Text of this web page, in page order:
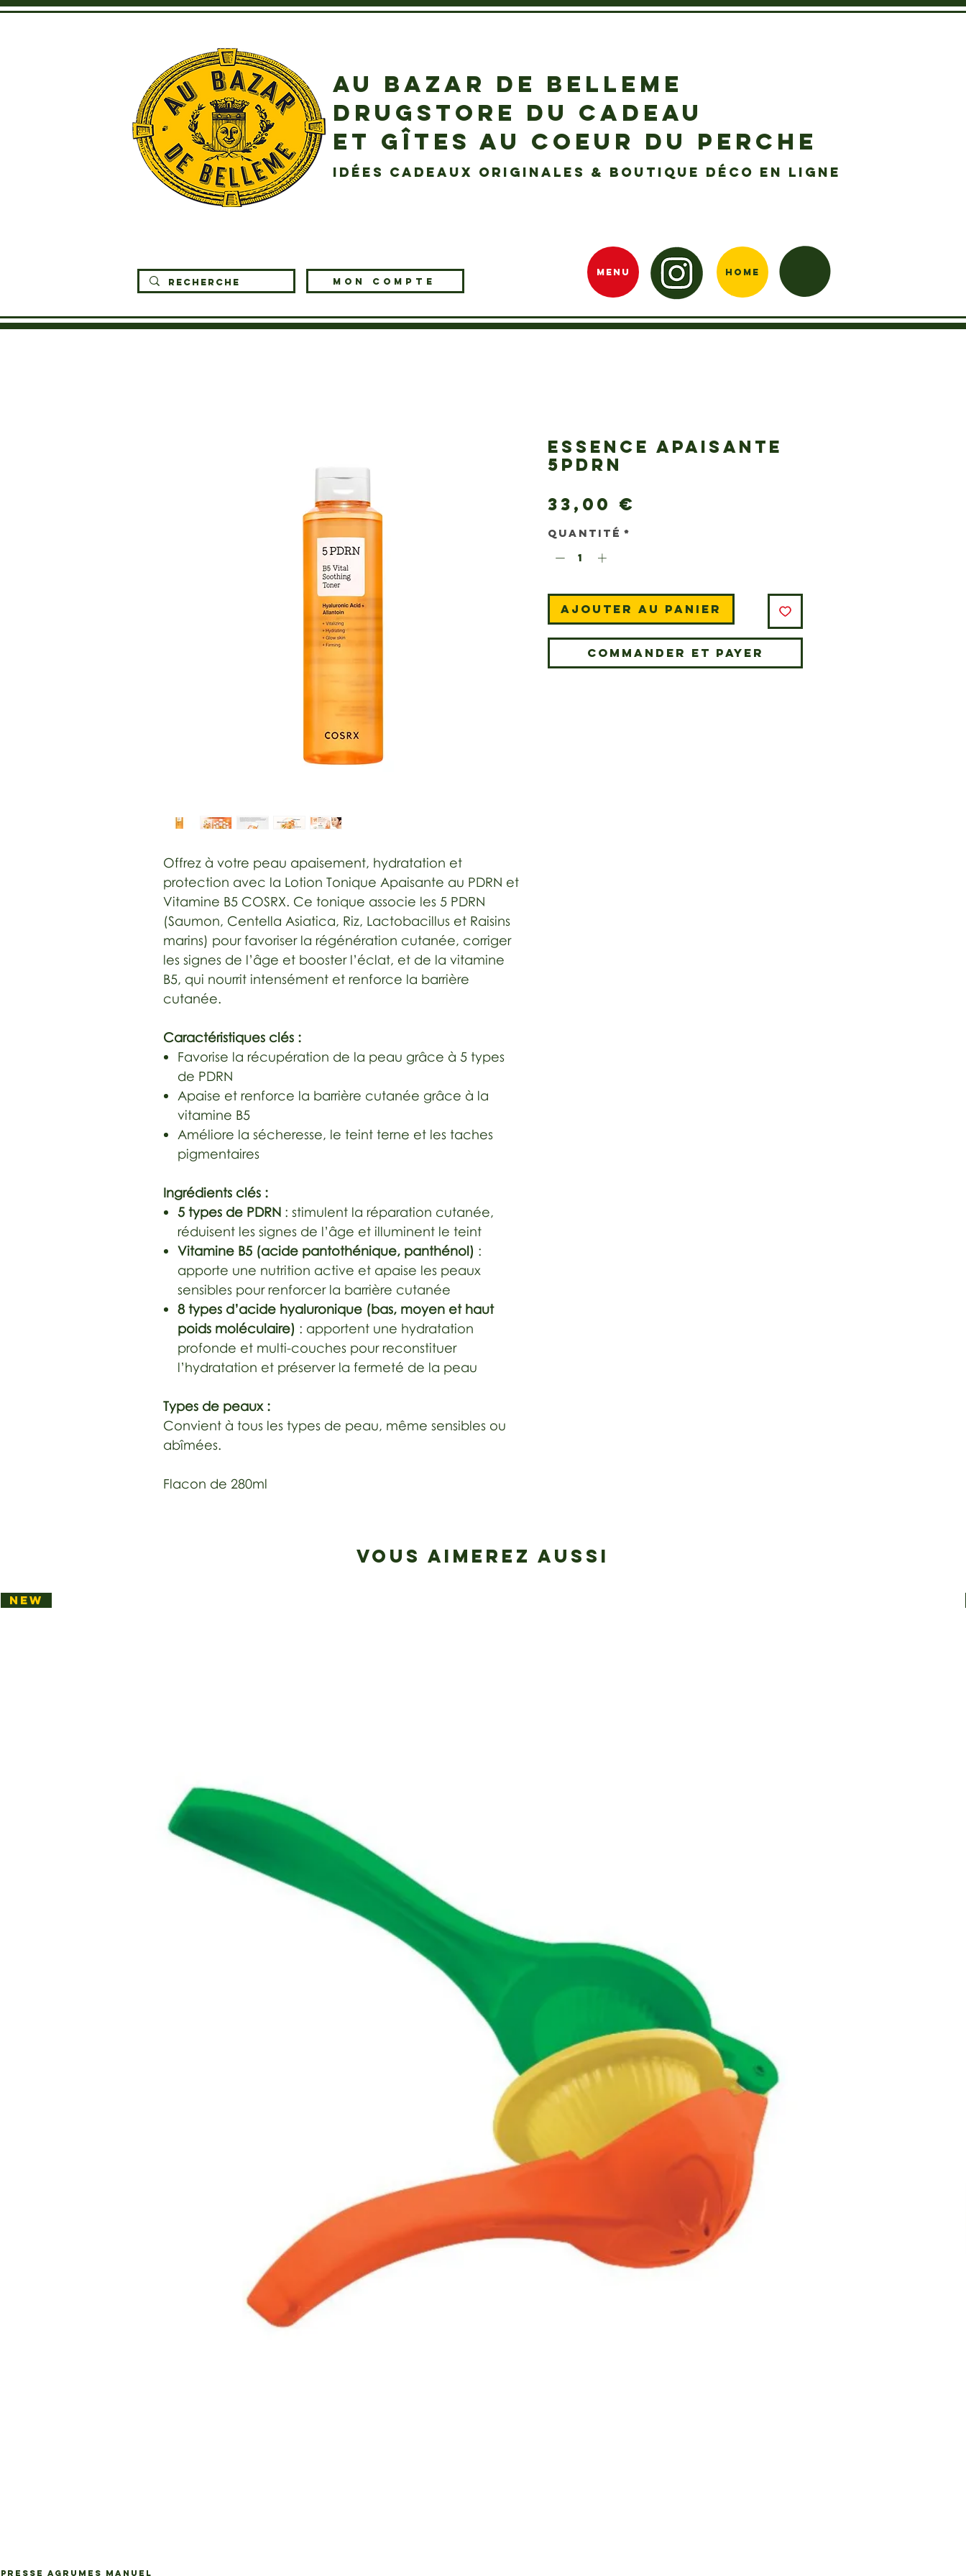
AU BAZAR DE BELLEME
DRUGSTORE DU CADEAU
ET GÎTES AU COEUR DU PERCHE
idées cadeaux originales & boutique déco en ligne
MON COMPTE
MENU Home
Offrez à votre peau apaisement, hydratation et
protection avec la Lotion Tonique Apaisante au PDRN et
Vitamine B5 COSRX. Ce tonique associe les 5 PDRN
(Saumon, Centella Asiatica, Riz, Lactobacillus et Raisins
marins) pour favoriser la régénération cutanée, corriger
les signes de l’âge et booster l’éclat, et de la vitamine
B5, qui nourrit intensément et renforce la barrière
cutanée.
Caractéristiques clés :
Favorise la récupération de la peau grâce à 5 types
de PDRN
Apaise et renforce la barrière cutanée grâce à la
vitamine B5
Améliore la sécheresse, le teint terne et les taches
pigmentaires
Ingrédients clés :
5 types de PDRN : stimulent la réparation cutanée,
réduisent les signes de l’âge et illuminent le teint
Vitamine B5 (acide pantothénique, panthénol) :
apporte une nutrition active et apaise les peaux
sensibles pour renforcer la barrière cutanée
8 types d’acide hyaluronique (bas, moyen et haut
poids moléculaire) : apportent une hydratation
profonde et multi-couches pour reconstituer
l’hydratation et préserver la fermeté de la peau
Types de peaux :
Convient à tous les types de peau, même sensibles ou
abîmées.
Flacon de 280ml
ESSENCE APAISANTE
5PDRN
33,00 €
Quantité *
Ajouter au panier
Commander et payer
VOUS AIMEREZ AUSSI
NEW
PRESSE AGRUMES MANUEL